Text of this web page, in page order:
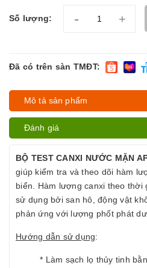
Số lượng: - +
Đã có trên sàn TMĐT:
Mô tả sản phẩm
Đánh giá
BỘ TEST CANXI NƯỚC MẶN
giúp kiểm tra và theo dõi hàm
biển. Hàm lượng canxi theo thời
sử dụng bởi san hô, động vật
phản ứng với lượng phốt phát dư
Hướng dẫn sử dụng:
* Làm sạch lọ thủy tinh